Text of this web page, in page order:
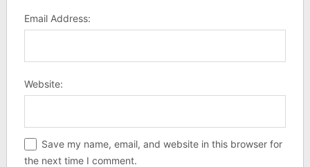
Email Address:
Website:
Save my name, email, and website in this browser for
the next time I comment.